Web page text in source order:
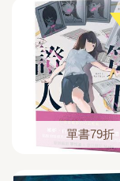
單書79折